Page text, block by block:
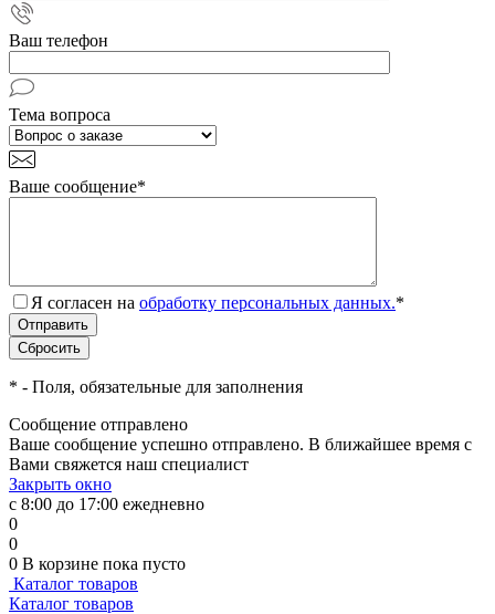
Ваш телефон
Тема вопроса
Ваше сообщение*
Я согласен на обработку персональных данных.*
* - Поля, обязательные для заполнения
Сообщение отправлено
Ваше сообщение успешно отправлено. В ближайшее время с
Вами свяжется наш специалист
Закрыть окно
с 8:00 до 17:00 ежедневно
0
0
0 В корзине пока пусто
Каталог товаров
Каталог товаров